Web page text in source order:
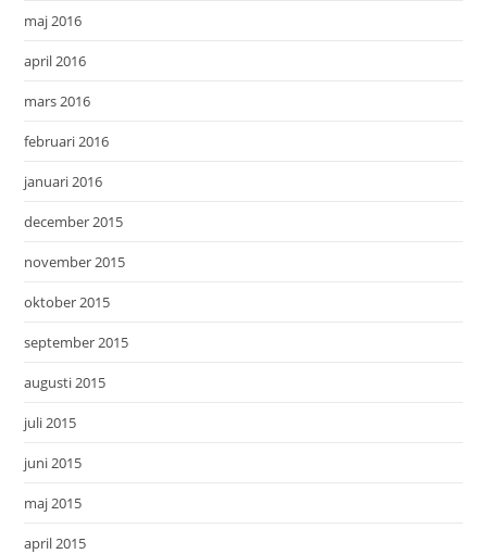
maj 2016
april 2016
mars 2016
februari 2016
januari 2016
december 2015
november 2015
oktober 2015
september 2015
augusti 2015
juli 2015
juni 2015
maj 2015
april 2015